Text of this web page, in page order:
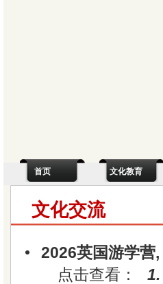
首页 文化教育
文化交流
•
2026英国游学营
点击查看：